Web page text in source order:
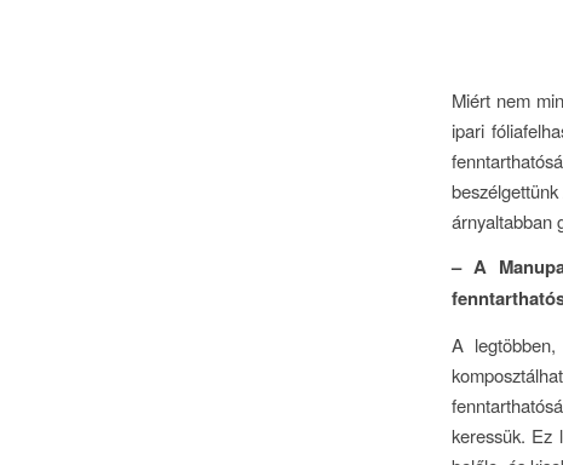
Miért nem
ipari
árnyaltabban
– A
A legtöbben,
keressük. Ez